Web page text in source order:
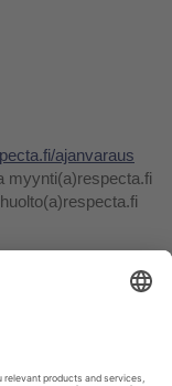
ajanvaraus
myynti(a)respecta.fi
tai